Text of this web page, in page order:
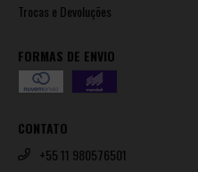
Trocas e Devoluções
FORMAS DE ENVIO
CONTATO
+55 11 980576501